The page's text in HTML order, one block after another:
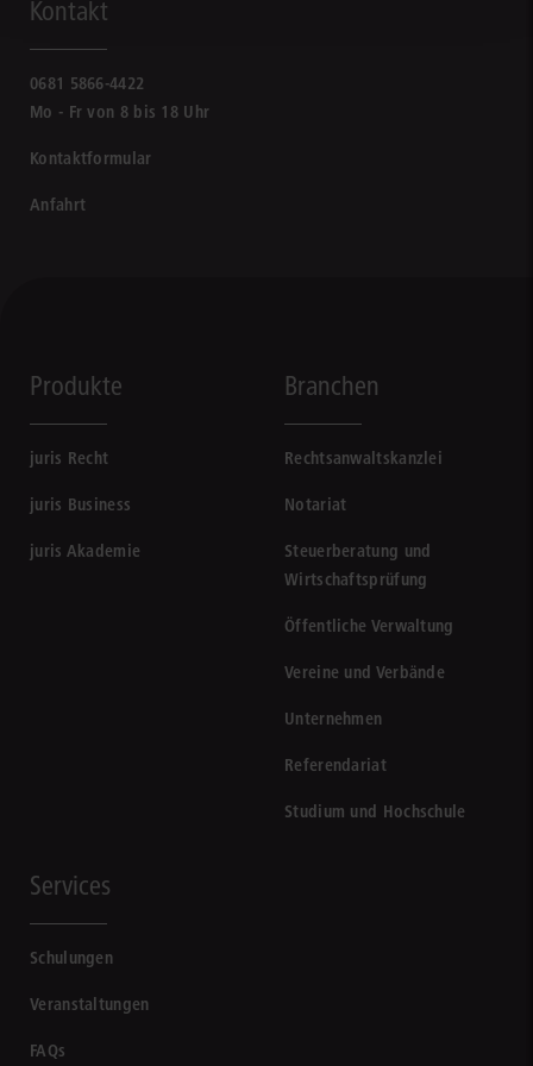
Kontakt
0681 5866-4422
Mo - Fr von 8 bis 18 Uhr
Kontaktformular
Anfahrt
Produkte
juris Recht
juris Business
juris Akademie
Branchen
Rechtsanwaltskanzlei
Notariat
Steuerberatung und
Wirtschaftsprüfung
Öffentliche Verwaltung
Vereine und Verbände
Unternehmen
Referendariat
Studium und Hochschule
Services
Schulungen
Veranstaltungen
FAQs